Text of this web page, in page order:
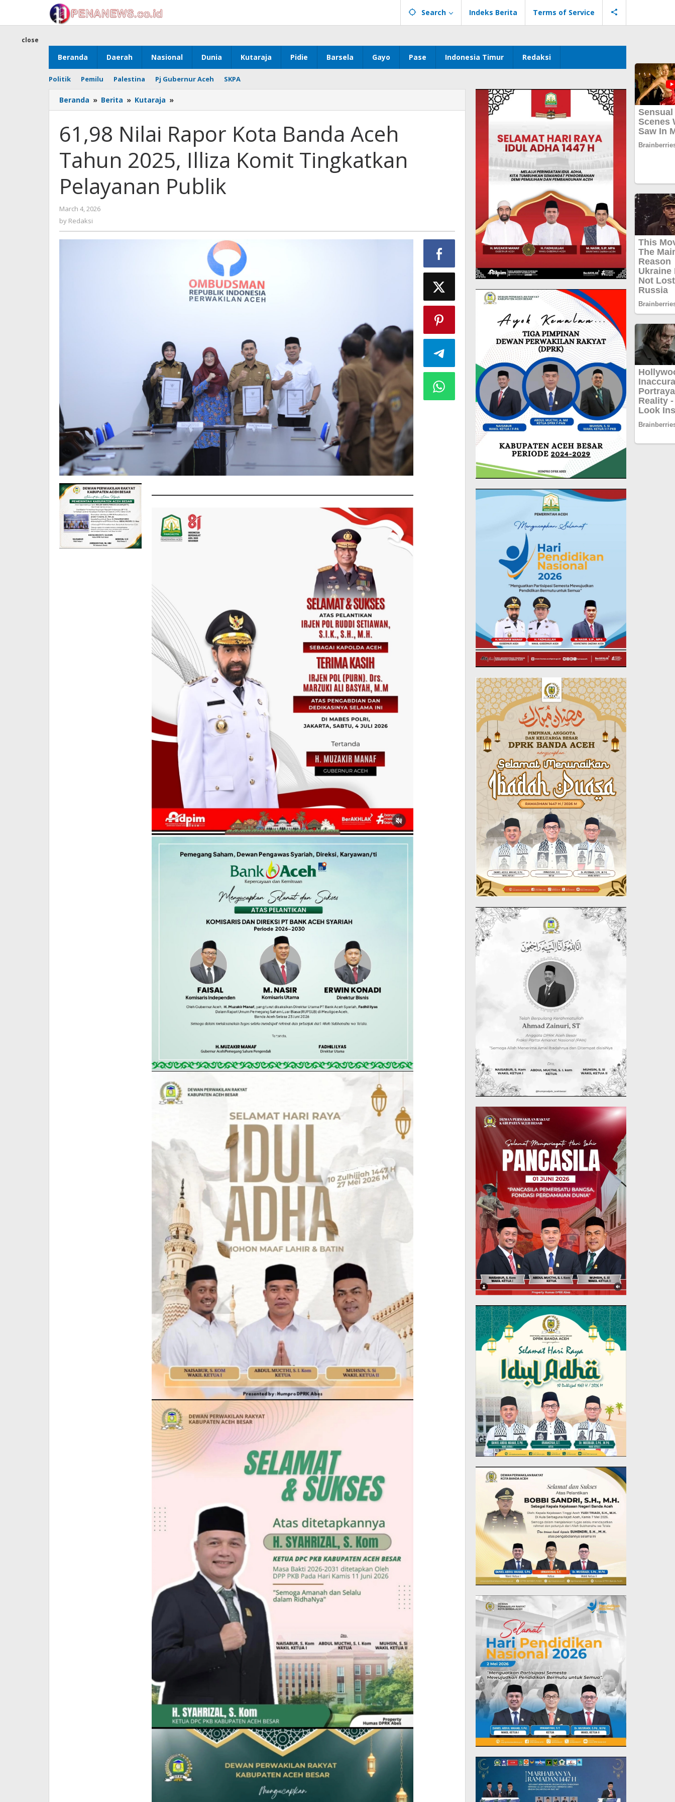
content
Search Indeks Berita Terms of Service
Beranda Daerah Nasional Dunia Kutaraja Pidie Barsela Gayo Pase Indonesia Timur Redaksi
Politik Pemilu Palestina Pj Gubernur Aceh SKPA
close
Beranda » Berita » Kutaraja »
Nilai
Kota
Banda
Aceh
2025,
Illiza
Komit
61,98 Nilai Rapor Kota Banda Aceh
Tahun 2025, Illiza Komit Tingkatkan
Pelayanan Publik
March 4, 2026
by Redaksi